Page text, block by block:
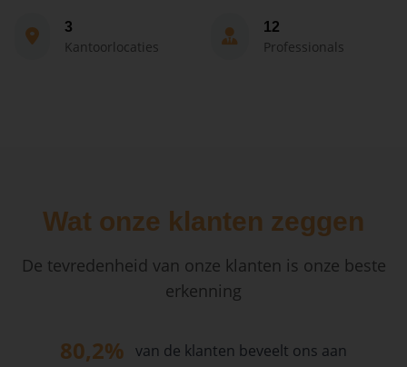
3
Kantoorlocaties
12
Professionals
Wat onze klanten zeggen
De tevredenheid van onze klanten is onze beste
erkenning
80,2% van de klanten beveelt ons aan